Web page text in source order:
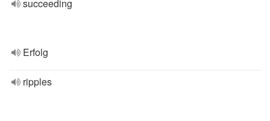
succeeding
Erfolg
ripples